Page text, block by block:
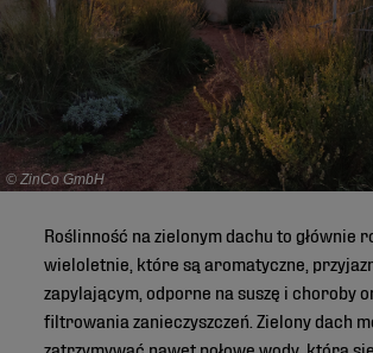
© ZinCo GmbH
Roślinność na zielonym dachu to głównie
wieloletnie, które są aromatyczne,
zapylającym, odporne na suszę i choroby
filtrowania zanieczyszczeń. Zielony dach
zatrzymywać nawet połowę wody, która